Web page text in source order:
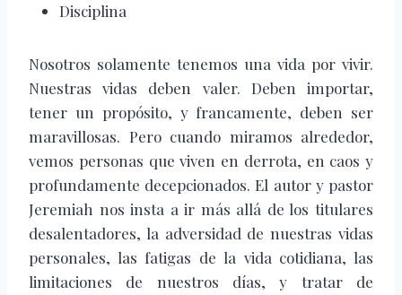
Disciplina
Nosotros solamente tenemos una vida por vivir.
Nuestras vidas deben valer. Deben importar,
tener un propósito, y francamente, deben ser
maravillosas. Pero cuando miramos alrededor,
vemos personas que viven en derrota, en caos y
profundamente decepcionados. El autor y pastor
Jeremiah nos insta a ir más allá de los titulares
desalentadores, la adversidad de nuestras vidas
personales, las fatigas de la vida cotidiana, las
limitaciones de nuestros días, y tratar de